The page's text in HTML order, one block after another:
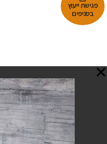
פגישת ייעוץ
בסניפים